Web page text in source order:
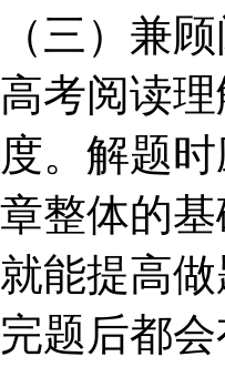
（三）兼
高考阅读
度。解题
章整体的
就能提高
完题后都